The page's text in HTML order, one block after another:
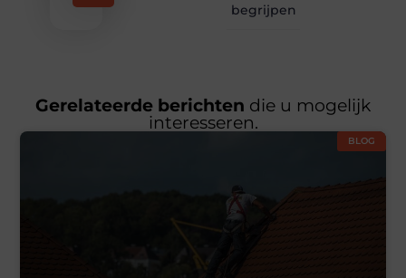
begrijpen
Gerelateerde berichten die u mogelijk
interesseren.
BLOG